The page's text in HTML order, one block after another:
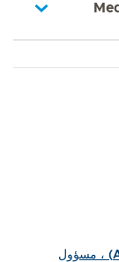
أخصائي طب الأسرة ، فاحص طبي جوي (AME) ، مسؤول